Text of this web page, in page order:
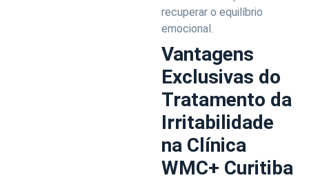
recuperar o equilíbrio
emocional.
Vantagens
Exclusivas do
Tratamento da
Irritabilidade
na Clínica
WMC+ Curitiba